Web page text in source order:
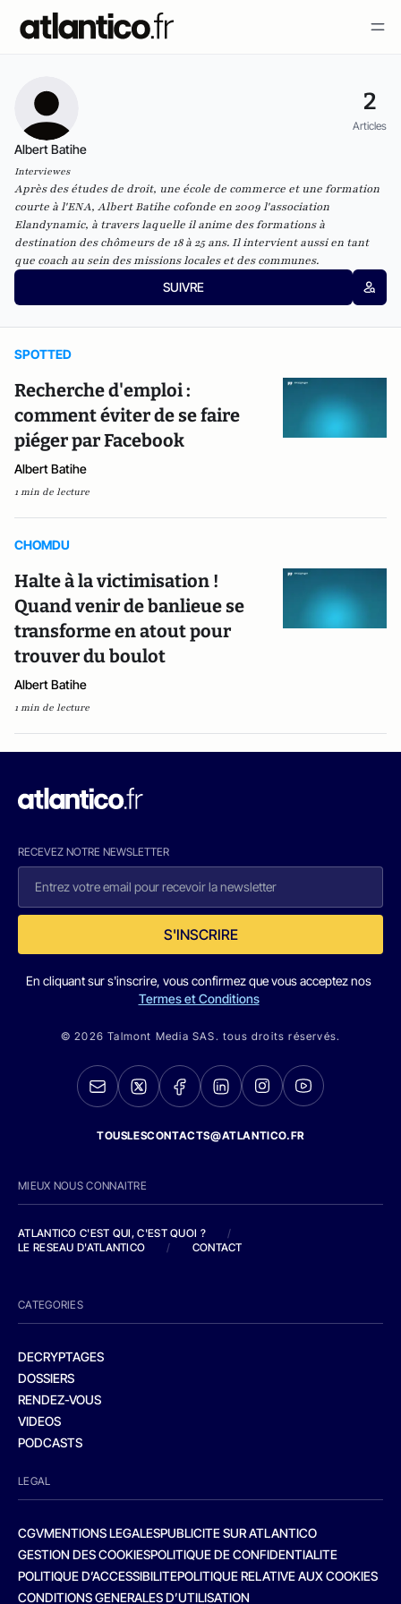
2
Articles
Albert Batihe
Interviewes
Après des études de droit, une école de commerce et une formation
courte à l'ENA, Albert Batihe cofonde en 2009 l'association
Elandynamic, à travers laquelle il anime des formations à
destination des chômeurs de 18 à 25 ans. Il intervient aussi en tant
que coach au sein des missions locales et des communes.
SUIVRE
SPOTTED
Recherche d'emploi :
comment éviter de se faire
piéger par Facebook
Albert Batihe
1 min de lecture
CHOMDU
Halte à la victimisation !
Quand venir de banlieue se
transforme en atout pour
trouver du boulot
Albert Batihe
1 min de lecture
RECEVEZ NOTRE NEWSLETTER
S'INSCRIRE
En cliquant sur s'inscrire, vous confirmez que vous acceptez nos
Termes et Conditions
© 2026 Talmont Media SAS. tous droits réservés.
TOUSLESCONTACTS@ATLANTICO.FR
MIEUX NOUS CONNAITRE
ATLANTICO C'EST QUI, C'EST QUOI ?
/
LE RESEAU D'ATLANTICO
/ CONTACT
CATEGORIES
DECRYPTAGES
DOSSIERS
RENDEZ-VOUS
VIDEOS
PODCASTS
LEGAL
CGVMENTIONS LEGALESPUBLICITE SUR ATLANTICO
GESTION DES COOKIESPOLITIQUE DE CONFIDENTIALITE
POLITIQUE D’ACCESSIBILITEPOLITIQUE RELATIVE AUX COOKIES
CONDITIONS GENERALES D’UTILISATION